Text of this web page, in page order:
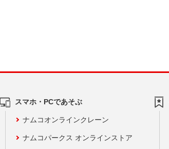
スマホ・PCであそぶ
ナムコオンラインクレーン
ナムコパークス オンラインストア